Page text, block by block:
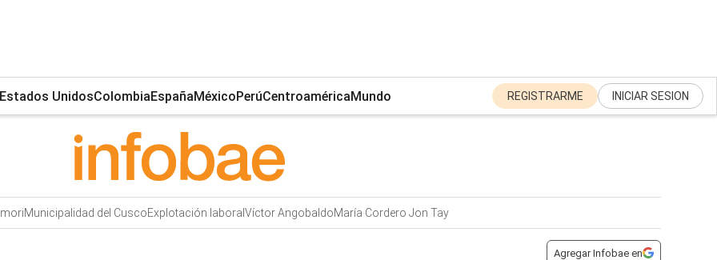
Estados UnidosColombiaEspañaMéxicoPerúCentroaméricaMundo REGISTRARME INICIAR SESION
Municipalidad del CuscoExplotación laboralVíctor AngobaldoMaría Cordero Jon Tay
Agregar Infobae en